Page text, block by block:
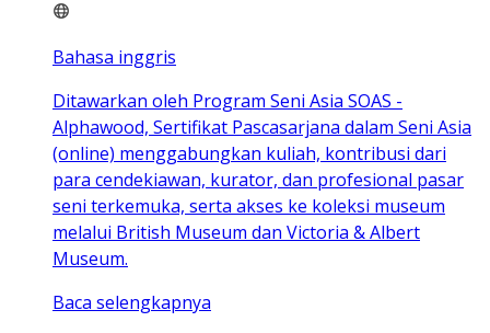
Bahasa inggris
Ditawarkan oleh Program Seni Asia SOAS -
Alphawood, Sertifikat Pascasarjana dalam Seni Asia
(online) menggabungkan kuliah, kontribusi dari
para cendekiawan, kurator, dan profesional pasar
seni terkemuka, serta akses ke koleksi museum
melalui British Museum dan Victoria & Albert
Museum.
Baca selengkapnya